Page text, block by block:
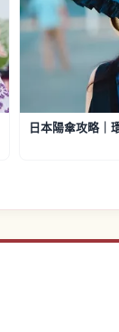
日本陽傘攻略｜